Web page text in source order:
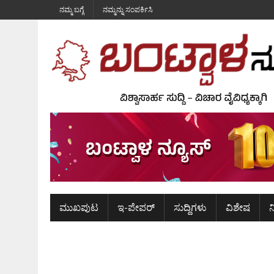
ನಮ್ಮ ಬಗ್ಗೆ ನಮ್ಮನ್ನು ಸಂಪರ್ಕಿಸಿ
ಮುಖಪುಟ ಇ-ಪೇಪರ್ ಸುದ್ದಿಗಳು ವಿಶೇಷ